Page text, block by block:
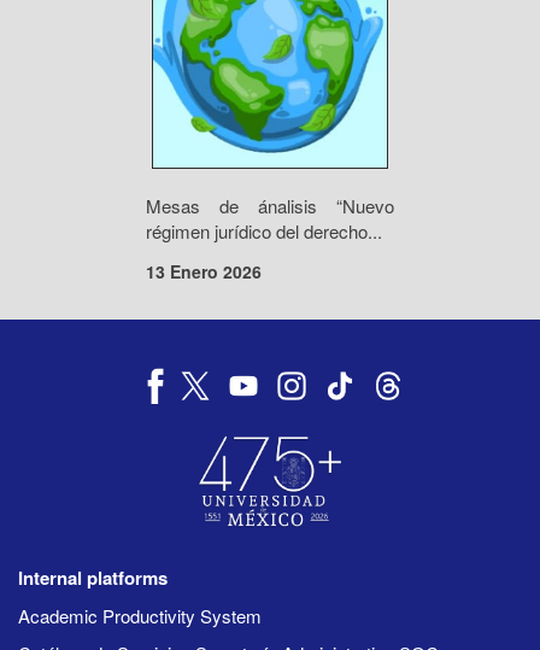
Mesas de ánalisis “Nuevo
régimen jurídico del derecho...
13 Enero 2026
Internal platforms
Academic Productivity System